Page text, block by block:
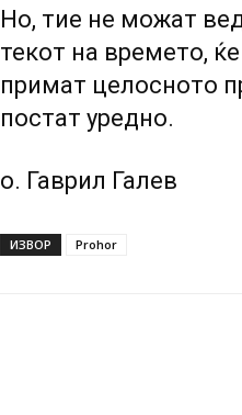
Но, тие не можат
текот на времето,
примат целосното
постат уредно.
о. Гаврил Галев
ИЗВОР Prohor